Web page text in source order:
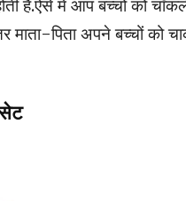
है.ऐसे में आप बच्चों को
माता-पिता अपने बच्चों
सेट